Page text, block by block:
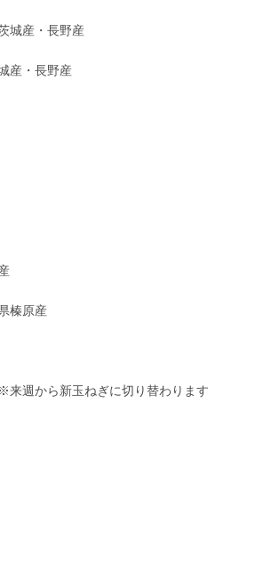
城産・長野産
産・長野産
榛原産
週から新玉ねぎに切り替わります